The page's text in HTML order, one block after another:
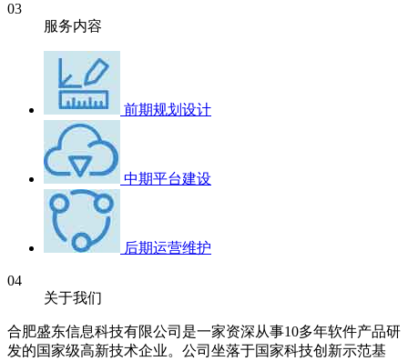
03
服务内容
前期规划设计
中期平台建设
后期运营维护
04
关于我们
合肥盛东信息科技有限公司是一家资深从事10多年软件产品研
发的国家级高新技术企业。公司坐落于国家科技创新示范基